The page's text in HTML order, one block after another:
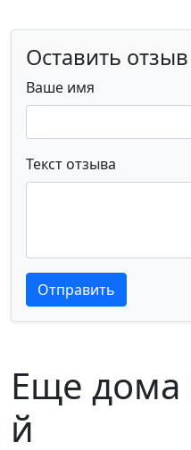
Оставить отзыв
Ваше имя
Текст отзыва
Текст отзыва
Текст отзыва
Отправить
Еще дома
й